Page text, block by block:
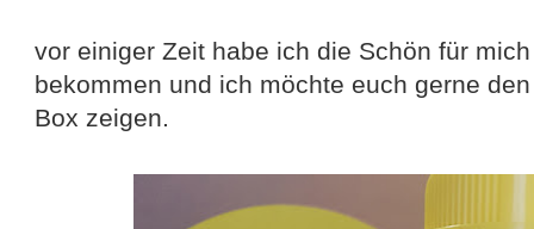
vor einiger Zeit habe ich die Schön für
bekommen und ich möchte euch gerne
Box zeigen.